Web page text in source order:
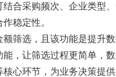
合采购频次、企业类型
稳定性。
额筛选，且该功能是提升
，让筛选过程更简单，
心环节，为业务决策提